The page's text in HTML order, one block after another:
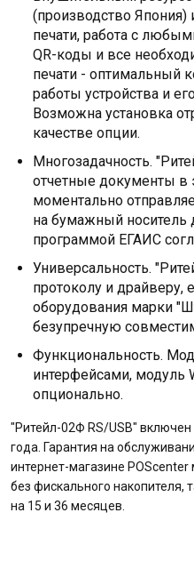
(производство
печати, работа с
QR-коды и все
печати - оптимальный
работы устройства и
Возможна установка
качестве опции.
Многозадачность.
отчетные документы в
моментально
на бумажный носитель
программой ЕГАИС
Универсальность.
протоколу и драйверу,
оборудования марки
безупречную
Функциональность.
интерфейсами, модуль
опционально.
"Ритейл-02Ф RS/USB"
года. Гарантия на
интернет-магазине POScenter
без фискального накопителя,
на 15 и 36 месяцев.